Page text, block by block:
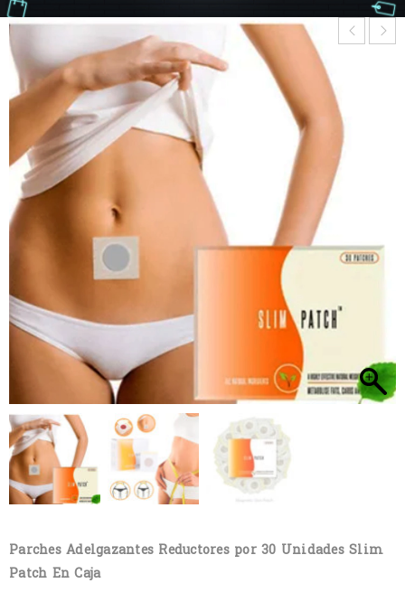
Parches Adelgazantes Reductores por 30 Unidades Slim
Patch En Caja